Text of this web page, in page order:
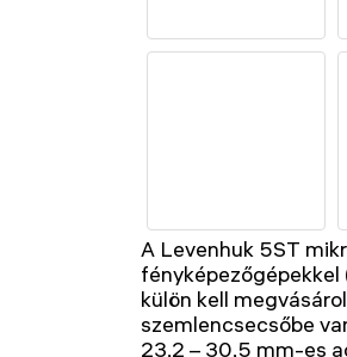
A Levenhuk 5ST
külön kell
szemlencsecsőbe
23,2 – 30,5 mm-es